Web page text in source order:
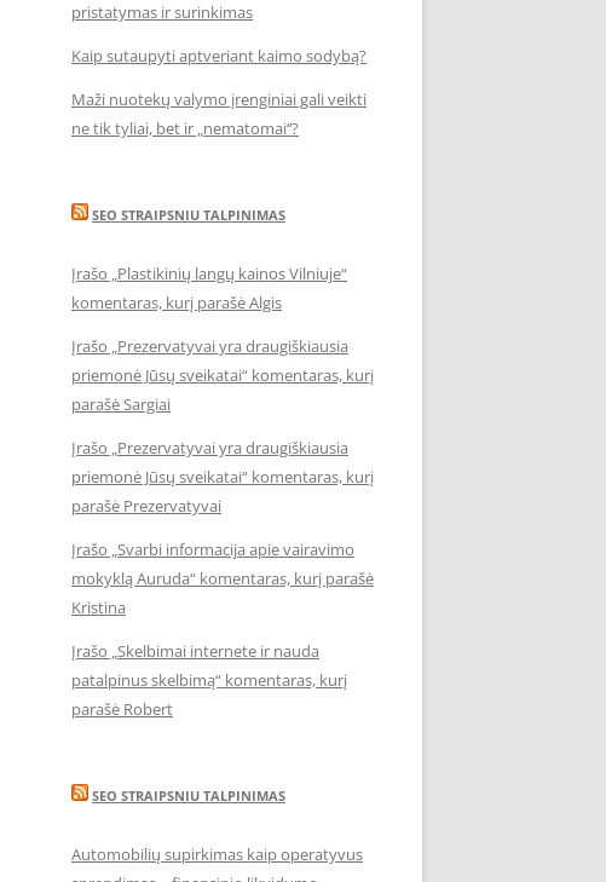
pristatymas ir surinkimas
Kaip sutaupyti aptveriant kaimo sodybą?
Maži nuotekų valymo įrenginiai gali veikti
ne tik tyliai, bet ir „nematomai‘‘?
SEO STRAIPSNIU TALPINIMAS
Įrašo „Plastikinių langų kainos Vilniuje“
komentaras, kurį parašė Algis
Įrašo „Prezervatyvai yra draugiškiausia
priemonė Jūsų sveikatai“ komentaras, kurį
parašė Sargiai
Įrašo „Prezervatyvai yra draugiškiausia
priemonė Jūsų sveikatai“ komentaras, kurį
parašė Prezervatyvai
Įrašo „Svarbi informacija apie vairavimo
mokyklą Auruda“ komentaras, kurį parašė
Kristina
Įrašo „Skelbimai internete ir nauda
patalpinus skelbimą“ komentaras, kurį
parašė Robert
SEO STRAIPSNIU TALPINIMAS
Automobilių supirkimas kaip operatyvus